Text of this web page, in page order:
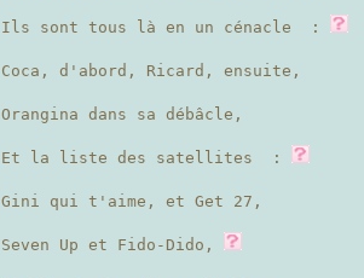
Ils sont tous là en un cénacle :
Coca, d'abord, Ricard, ensuite,
Orangina dans sa débâcle,
Et la liste des satellites :
Gini qui t'aime, et Get 27,
Seven Up et Fido-Dido,